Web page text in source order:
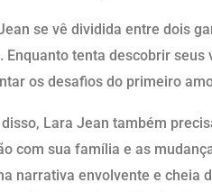
se vê dividida entre dois
Enquanto tenta descobrir
os desafios do primeiro
Lara Jean também
com sua família e as
narrativa envolvente e cheia